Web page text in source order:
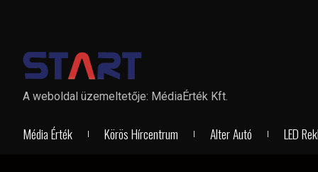
A weboldal üzemeltetője: MédiaÉrték Kft.
Média Érték Körös Hírcentrum Alter Autó LED